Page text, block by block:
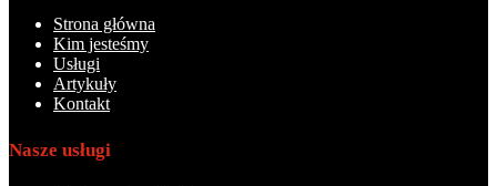
Strona główna
Kim jesteśmy
Usługi
Artykuły
Kontakt
Nasze usługi